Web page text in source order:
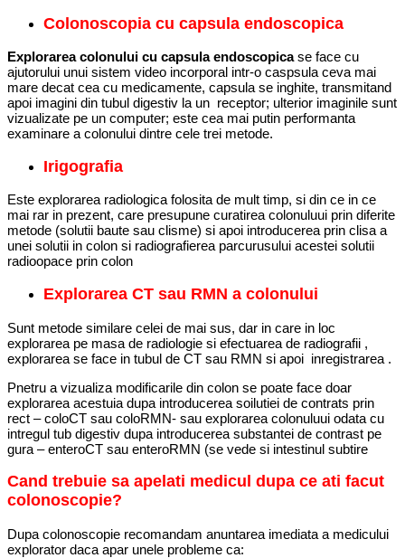
Colonoscopia cu capsula endoscopica
Explorarea colonului cu capsula endoscopicase face cu
ajutorului unui sistem video incorporal intr-o caspsula ceva mai
mare decat cea cu medicamente, capsula se inghite, transmitand
apoi imagini din tubul digestiv la un receptor; ulterior imaginile sunt
vizualizate pe un computer; este cea mai putin performanta
examinare a colonului dintre cele trei metode.
Irigografia
Este explorarea radiologica folosita de mult timp, si din ce in ce
mai rar in prezent, care presupune curatirea colonuluui prin diferite
metode (solutii baute sau clisme) si apoi introducerea prin clisa a
unei solutii in colon si radiografierea parcurusului acestei solutii
radioopace prin colon
Explorarea CT sau RMN a colonului
Sunt metode similare celei de mai sus, dar in care in loc
explorarea pe masa de radiologie si efectuarea de radiografii ,
explorarea se face in tubul de CT sau RMN si apoi inregistrarea .
Pnetru a vizualiza modificarile din colon se poate face doar
explorarea acestuia dupa introducerea soilutiei de contrats prin
rect – coloCT sau coloRMN- sau explorarea colonuluui odata cu
intregul tub digestiv dupa introducerea substantei de contrast pe
gura – enteroCT sau enteroRMN (se vede si intestinul subtire
Cand trebuie sa apelati medicul dupa ce ati facut
colonoscopie?
Dupa colonoscopie recomandam anuntarea imediata a medicului
explorator daca apar unele probleme ca: